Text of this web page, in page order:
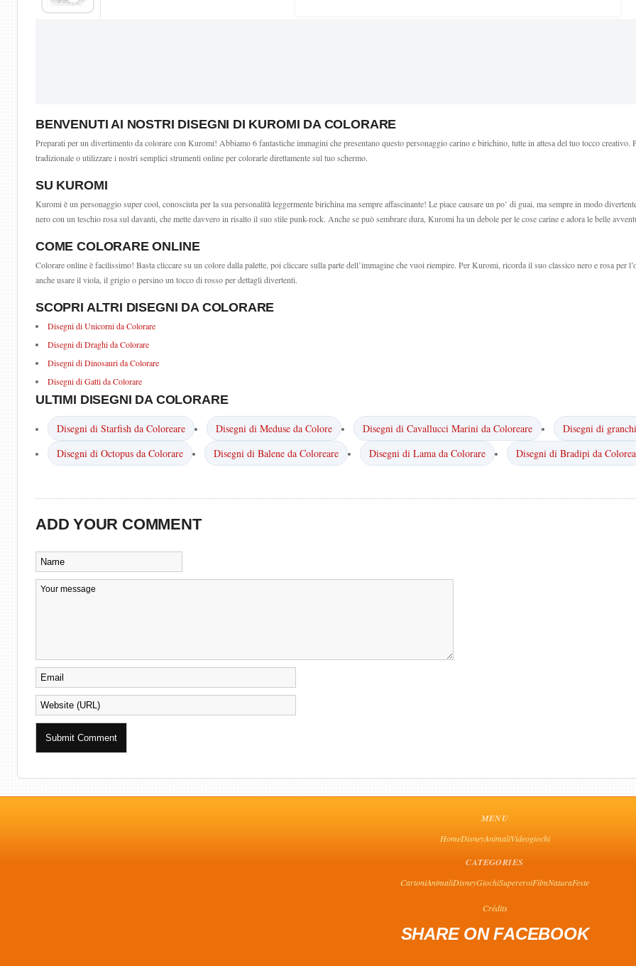
BENVENUTI AI NOSTRI DISEGNI DI KUROMI DA COLORARE
Preparati per un divertimento da colorare con Kuromi! Abbiamo 6 fantastiche immagini che presentano questo personaggio carino e birichino, tutte in attesa del tuo tocco creativo.
tradizionale o utilizzare i nostri semplici strumenti online per colorarle direttamente sul tuo schermo.
SU KUROMI
Kuromi è un personaggio super cool, conosciuta per la sua personalità leggermente birichina ma sempre affascinante! Le piace causare un po’ di guai, ma sempre in modo
nero con un teschio rosa sul davanti, che mette davvero in risalto il suo stile punk-rock. Anche se può sembrare dura, Kuromi ha un debole per le cose carine e adora le belle
COME COLORARE ONLINE
Colorare online è facilissimo! Basta cliccare su un colore dalla palette, poi cliccare sulla parte dell’immagine che vuoi riempire. Per Kuromi, ricorda il suo classico nero e rosa per
anche usare il viola, il grigio o persino un tocco di rosso per dettagli divertenti.
SCOPRI ALTRI DISEGNI DA COLORARE
Disegni di Unicorni da Colorare
Disegni di Draghi da Colorare
Disegni di Dinosauri da Colorare
Disegni di Gatti da Colorare
ULTIMI DISEGNI DA COLORARE
Disegni di Starfish da Coloreare Disegni di Meduse da Colore Disegni di Cavallucci Marini da Coloreare
Disegni di
Disegni di Octopus da Colorare
Disegni di Balene da Coloreare Disegni di Lama da Colorare Disegni di Bradipi da
ADD YOUR COMMENT
MENU
HomeDisneyAnimaliVideogiochi
CATEGORIES
CartoniAnimaliDisneyGiochiSupereroiFilmNaturaFeste
Crédits
SHARE ON FACEBOOK